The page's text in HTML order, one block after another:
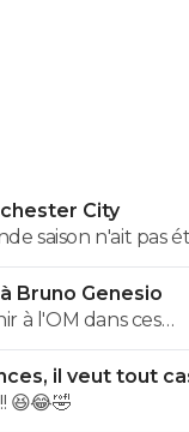
City
saison n'ait pas
des buts gag,
de LDC en
souviens plus.
de la 1ere.
Bruno Genesio
à l'OM dans ces
il veut tout
😆😂🤣